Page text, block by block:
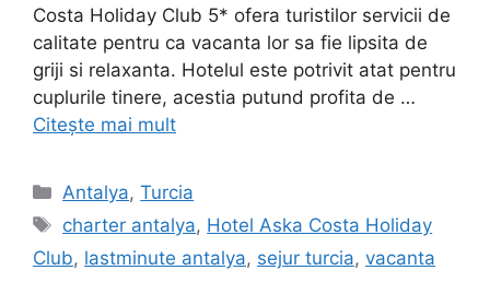
Costa Holiday Club 5* ofera turistilor servicii de
calitate pentru ca vacanta lor sa fie lipsita de
griji si relaxanta. Hotelul este potrivit atat pentru
cuplurile tinere, acestia putund profita de …
Citește mai mult
Categorii
Antalya,Turcia
Etichete
charter antalya, Hotel Aska Costa Holiday
Club, lastminute antalya, sejur turcia, vacanta